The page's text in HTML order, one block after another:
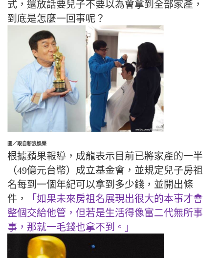
式，還放話要兒子不要以為會拿到全部家產，
到底是怎麼一回事呢？
圖／取自新浪娛樂
根據蘋果報導，成龍表示目前已將家產的一半
（49億元台幣）成立基金會，並規定兒子房祖
名每到一個年紀可以拿到多少錢，並開出條
件，
「如果未來房祖名展現出很大的本事才會
整個交給他管，但若是生活得像富二代無所事
事，那就一毛錢也拿不到。」